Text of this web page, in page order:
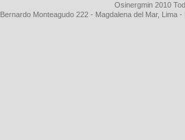
Osinergmin 2010
Bernardo Monteagudo 222 - Magdalena del Mar, Lima